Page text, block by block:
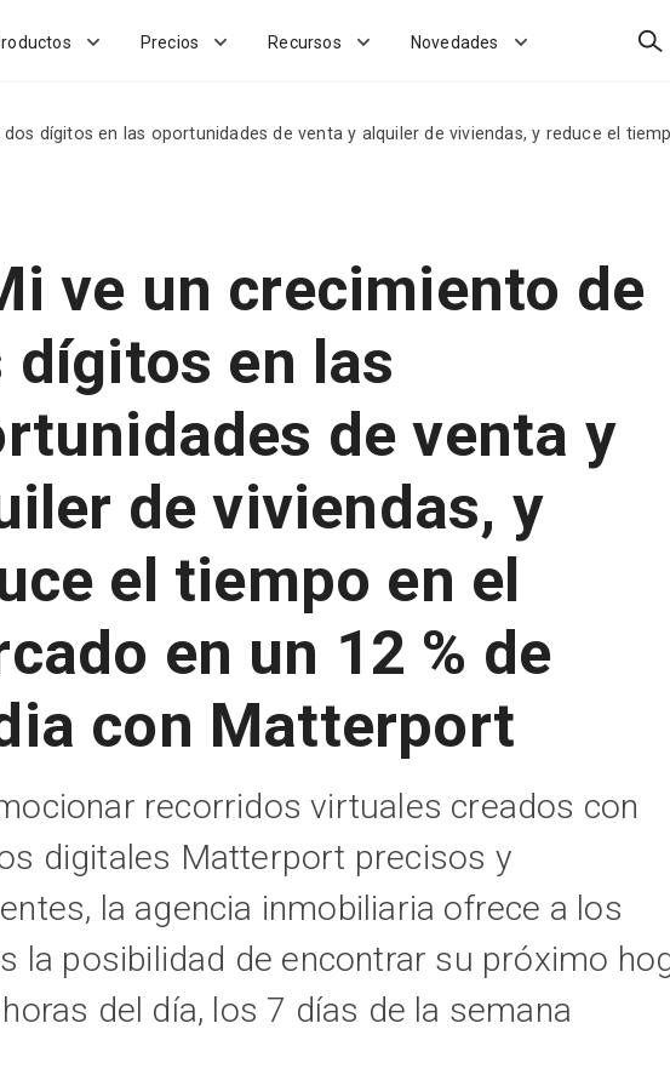
Precios Recursos Novedades
dígitos en las oportunidades de venta y alquiler de viviendas, y reduce el
ve un crecimiento de
dígitos en las
de venta y
de viviendas, y
el tiempo en el
en un 12 % de
con Matterport
recorridos virtuales creados con
digitales Matterport precisos y
la agencia inmobiliaria ofrece a los
la posibilidad de encontrar su próximo
del día, los 7 días de la semana